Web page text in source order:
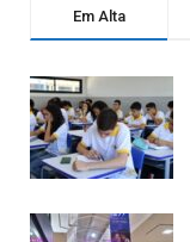
Em Alta